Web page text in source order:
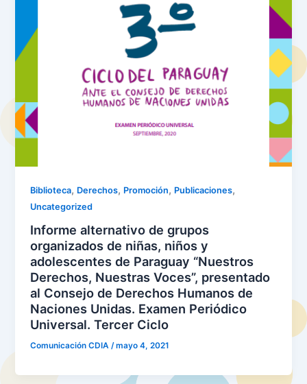
Biblioteca, Derechos, Promoción, Publicaciones,
Uncategorized
Informe alternativo de grupos
organizados de niñas, niños y
adolescentes de Paraguay “Nuestros
Derechos, Nuestras Voces”, presentado
al Consejo de Derechos Humanos de
Naciones Unidas. Examen Periódico
Universal. Tercer Ciclo
Comunicación CDIA/mayo 4, 2021